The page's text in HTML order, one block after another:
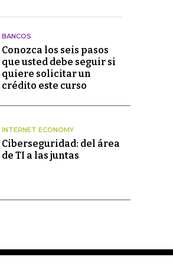
BANCOS
Conozca los seis pasos
que usted debe seguir si
quiere solicitar un
crédito este curso
INTERNET ECONOMY
Ciberseguridad: del área
de TI a las juntas